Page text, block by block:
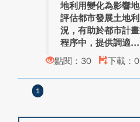
地利用變化為影響
評估都市發展土地
況，有助於都市計
程序中，提供調適...
點閱：30
下載：0
1